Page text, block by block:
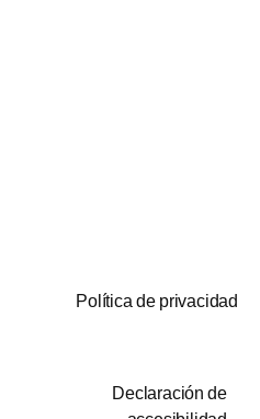
Política de privacidad
Declaración de